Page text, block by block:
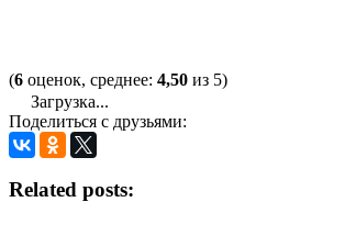
(6 оценок, среднее: 4,50 из 5)
Загрузка...
Поделиться с друзьями:
Related posts: